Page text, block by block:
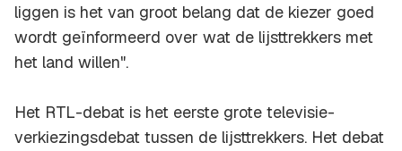
liggen is het van groot belang dat de kiezer goed
wordt geïnformeerd over wat de lijsttrekkers met
het land willen".
Het RTL-debat is het eerste grote televisie-
verkiezingsdebat tussen de lijsttrekkers. Het debat